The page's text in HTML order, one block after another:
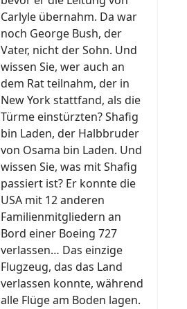
Carlyle übernahm. Da war
noch George Bush, der
Vater, nicht der Sohn. Und
wissen Sie, wer auch an
dem Rat teilnahm, der in
New York stattfand, als die
Türme einstürzten? Shafig
bin Laden, der Halbbruder
von Osama bin Laden. Und
wissen Sie, was mit Shafig
passiert ist? Er konnte die
USA mit 12 anderen
Familienmitgliedern an
Bord einer Boeing 727
verlassen… Das einzige
Flugzeug, das das Land
verlassen konnte, während
alle Flüge am Boden lagen.